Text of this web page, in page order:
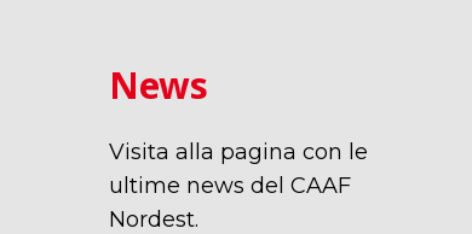
News
Visita alla pagina con le
ultime news del CAAF
Nordest.